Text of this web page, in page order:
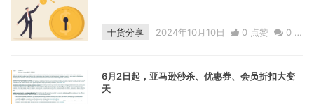
干货分享 2024年10月10日 0 点赞 0 评
6月2日起，亚马逊秒杀、优惠券、会员折扣大变
天